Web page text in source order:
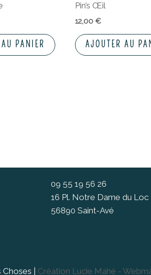
PANIER
Pin’s Œil
12,00 €
AJOUTER AU
09 55 19 56 26
16 Pl. Notre Dame du Loc
56890 Saint-Avé
| Création Lucie Mahé -